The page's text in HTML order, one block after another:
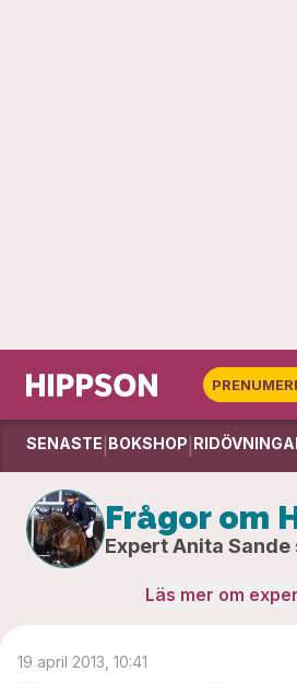
SENASTE BOKSHOP
Frågor om
ExpertAnita Sande
Läs mer om
19 april 2013, 10:41